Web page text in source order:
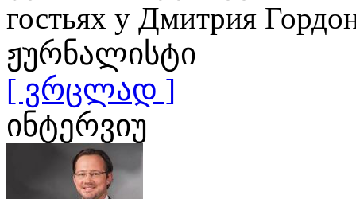
гостьях у Дмитрия
ჟურნალისტი
[ ვრცლად ]
ინტერვიუ